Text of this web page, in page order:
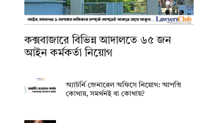
কক্সবাজারে বিভিন্ন আদালতে ৬৫ জন
আইন কর্মকর্তা নিয়োগ
অ্যাটর্নি জেনারেল অফিসে নিয়োগ: আপত্তি
কোথায়, সমর্থনই বা কোথায়?